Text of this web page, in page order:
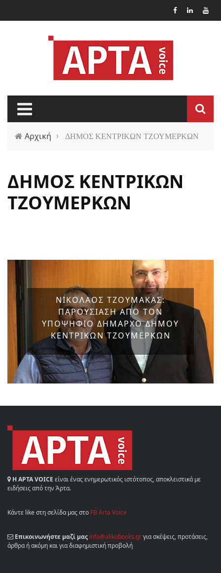
Αρχική › ΔΗΜΟΣ ΚΕΝΤΡΙΚΩΝ ΤΖΟΥΜΕΡΚΩΝ
ΔΗΜΟΣ ΚΕΝΤΡΙΚΩΝ
ΤΖΟΥΜΕΡΚΩΝ
ΝΙΚΟΛΑΟΣ ΤΖΟΥΜΑΚΑΣ:
ΠΑΡΟΥΣΙΑΣΗ ΑΠΟ ΤΟΝ
ΥΠΟΨΗΦΙΟ ΔΗΜΑΡΧΟ ΔΗΜΟΥ
ΚΕΝΤΡΙΚΩΝ ΤΖΟΥΜΕΡΚΩΝ
Η ΑΡΤΑ VOICE είναι ένας ενημερωτικός ιστότοπος, αποκλειστικά με
ειδήσεις από την Άρτα.
Κάντε like στη σελίδα μας στο FB Arta Voice
Επικοινωνήστε μαζί μας info@alikobooks.grγια σκέψεις, προτάσεις,
άρθρα ή ακόμη και για διαφημιστική προβολή